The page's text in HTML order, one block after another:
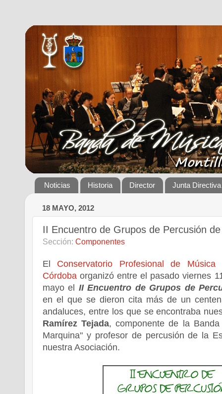
Noticias Historia Director Junta Directiva
18 MAYO, 2012
II Encuentro de Grupos de Percusión
Sección: Componentes
El Conservatorio Profesional de
Córdoba organizó entre el pasado viernes
mayo el II Encuentro de Grupos de
en el que se dieron cita más de un
andaluces, entre los que se encontraba
Ramírez Tejada, componente de la
Marquina" y profesor de percusión de la
nuestra Asociación.